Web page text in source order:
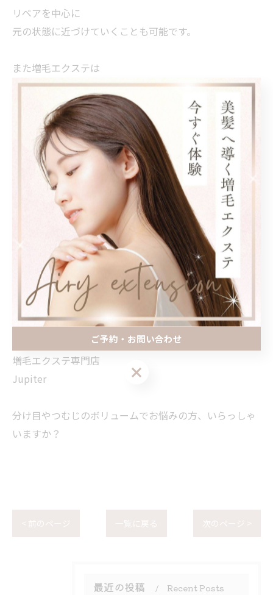
リペアを中心に
元の状態に近づけていくことも可能です。
また増毛エクステは
自毛が抜け落ちない限り再利用することもできます。
無理に増やすのではなく
その時その時に合った形で
自然なボリュームを保てるようサポートしています。
「気になるけど相談する勇気が出ない…」
そんな方も多いと思います。
小さな一歩でも大丈夫です🌿‬
この投稿が誰かの勇気になれば嬉しいです🕊
まずはお気軽にご相談ください
増毛エクステ専門店
Jupiter
分け目やつむじのボリュームでお悩みの方、いらっしゃ
いますか？
最近の投稿 Recent Posts
ご予約・お問い合わせ
ご予約・お問い合わせ